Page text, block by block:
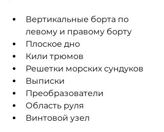
Вертикальные борта по
левому и правому борту
Плоское дно
Кили трюмов
Решетки морских сундуков
Выписки
Преобразователи
Область руля
Винтовой узел